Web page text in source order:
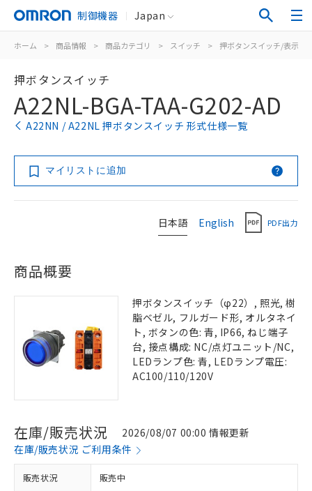
制御機器 Japan
ホーム > 商品情報 > 商品カテゴリ > スイッチ > 押ボタンスイッチ/表示灯
押ボタンスイッチ
A22NL-BGA-TAA-G202-AD
A22NN / A22NL 押ボタンスイッチ 形式仕様一覧
マイリストに追加
日本語 English PDF出力
商品概要
押ボタンスイッチ（φ22）, 照光, 樹
脂ベゼル, フルガード形, オルタネイ
ト, ボタンの色: 青, IP66, ねじ端子
台, 接点構成: NC/点灯ユニット/NC,
LEDランプ色: 青, LEDランプ電圧:
AC100/110/120V
在庫/販売状況
2026/08/07 00:00 情報更新
在庫/販売状況 ご利用条件
販売状況 販売中